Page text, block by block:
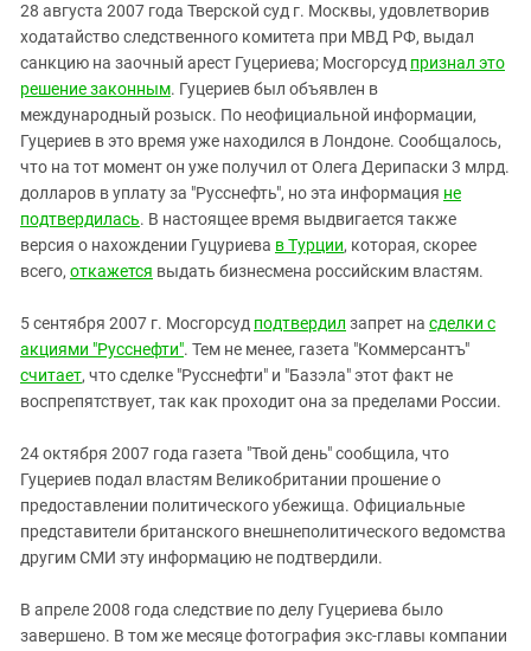
28 августа 2007 года Тверской суд г. Москвы, удовлетворив
ходатайство следственного комитета при МВД РФ, выдал
санкцию на заочный арест Гуцериева; Мосгорсуд признал это
решение законным. Гуцериев был объявлен в
международный розыск. По неофициальной информации,
Гуцериев в это время уже находился в Лондоне. Сообщалось,
что на тот момент он уже получил от Олега Дерипаски 3 млрд.
долларов в уплату за "Русснефть", но эта информация не
подтвердилась. В настоящее время выдвигается также
версия о нахождении Гуцуриева в Турции, которая, скорее
всего, откажется выдать бизнесмена российским властям.
5 сентября 2007 г. Мосгорсуд подтвердил запрет на сделки с
акциями "Русснефти". Тем не менее, газета "Коммерсантъ"
считает, что сделке "Русснефти" и "Базэла" этот факт не
воспрепятствует, так как проходит она за пределами России.
24 октября 2007 года газета "Твой день" сообщила, что
Гуцериев подал властям Великобритании прошение о
предоставлении политического убежища. Официальные
представители британского внешнеполитического ведомства
другим СМИ эту информацию не подтвердили.
В апреле 2008 года следствие по делу Гуцериева было
завершено. В том же месяце фотография экс-главы компании